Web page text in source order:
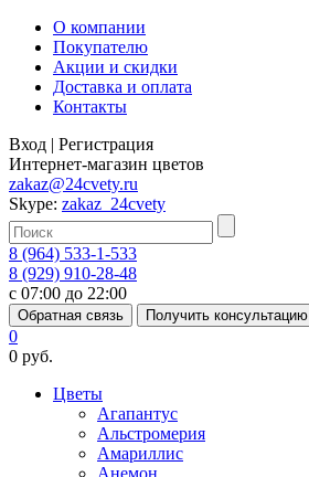
О компании
Покупателю
Акции и скидки
Доставка и оплата
Контакты
Вход | Регистрация
Интернет-магазин цветов
zakaz@24cvety.ru
Skype: zakaz_24cvety
8 (964) 533-1-533
8 (929) 910-28-48
с 07:00 до 22:00
Обратная связь Получить консультацию
0
0 руб.
Цветы
Агапантус
Альстромерия
Амариллис
Анемон